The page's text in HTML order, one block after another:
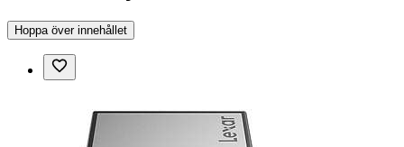
Hoppa över innehållet